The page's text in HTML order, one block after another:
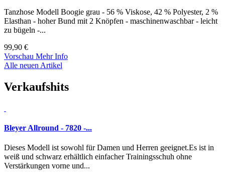
Tanzhose Modell Boogie grau - 56 % Viskose, 42 % Polyester, 2 %
Elasthan - hoher Bund mit 2 Knöpfen - maschinenwaschbar - leicht
zu bügeln -...
99,90 €
Vorschau Mehr Info
Alle neuen Artikel
Verkaufshits
Bleyer Allround - 7820 -...
Dieses Modell ist sowohl für Damen und Herren geeignet.Es ist in
weiß und schwarz erhältlich einfacher Trainingsschuh ohne
Verstärkungen vorne und...